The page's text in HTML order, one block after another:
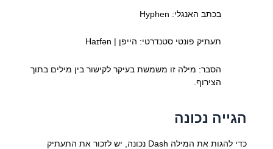
בכתב האנגלי: Hyphen
תעתיק פונטי סטנדרטי: הייפן | Haɪfən
הסבר: מילה זו משמשת בעיקר לקישור בין מילים בתוך
הצירוף.
הגייה נכונה
כדי להגות את המילה Dash נכונה, יש לזכור את התעתיק